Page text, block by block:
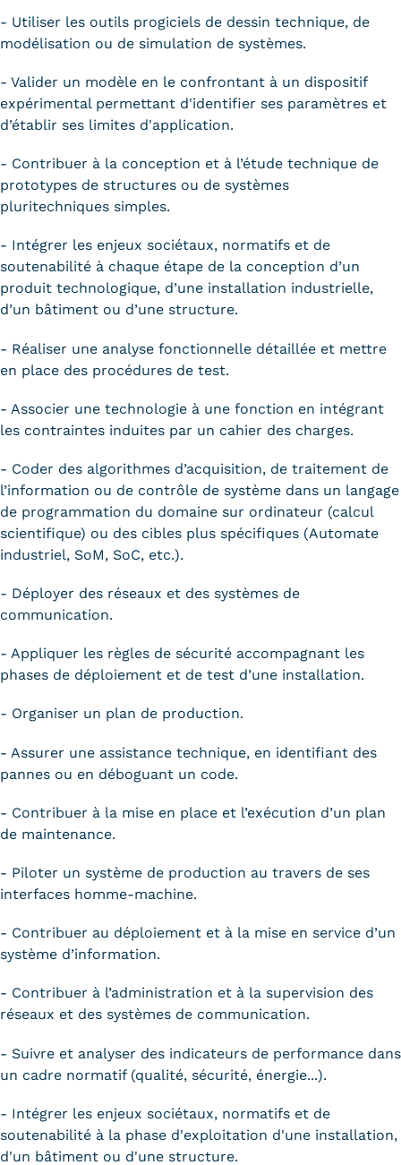
- Utiliser les outils progiciels de dessin technique, de
modélisation ou de simulation de systèmes.
- Valider un modèle en le confrontant à un dispositif
expérimental permettant d'identifier ses paramètres et
d’établir ses limites d'application.
- Contribuer à la conception et à l’étude technique de
prototypes de structures ou de systèmes
pluritechniques simples.
- Intégrer les enjeux sociétaux, normatifs et de
soutenabilité à chaque étape de la conception d’un
produit technologique, d’une installation industrielle,
d’un bâtiment ou d’une structure.
- Réaliser une analyse fonctionnelle détaillée et mettre
en place des procédures de test.
- Associer une technologie à une fonction en intégrant
les contraintes induites par un cahier des charges.
- Coder des algorithmes d’acquisition, de traitement de
l’information ou de contrôle de système dans un langage
de programmation du domaine sur ordinateur (calcul
scientifique) ou des cibles plus spécifiques (Automate
industriel, SoM, SoC, etc.).
- Déployer des réseaux et des systèmes de
communication.
- Appliquer les règles de sécurité accompagnant les
phases de déploiement et de test d’une installation.
- Organiser un plan de production.
- Assurer une assistance technique, en identifiant des
pannes ou en déboguant un code.
- Contribuer à la mise en place et l’exécution d’un plan
de maintenance.
- Piloter un système de production au travers de ses
interfaces homme-machine.
- Contribuer au déploiement et à la mise en service d’un
système d’information.
- Contribuer à l’administration et à la supervision des
réseaux et des systèmes de communication.
- Suivre et analyser des indicateurs de performance dans
un cadre normatif (qualité, sécurité, énergie...).
- Intégrer les enjeux sociétaux, normatifs et de
soutenabilité à la phase d'exploitation d'une installation,
d'un bâtiment ou d'une structure.